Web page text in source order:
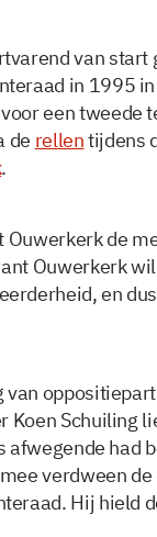
van start
in 1995
een
de rellentijdens
.
Ouwerkerk de
Ouwerkerk
en
Koen Schuiling
had
verdween
Hij hield